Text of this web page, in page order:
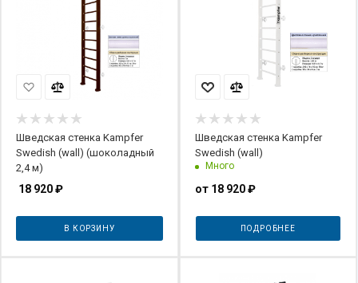
Шведская стенка Kampfer
Swedish (wall) (шоколадный
2,4 м)
18 920₽
В КОРЗИНУ
Шведская стенка Kampfer
Swedish (wall)
Много
от 18 920 ₽
ПОДРОБНЕЕ